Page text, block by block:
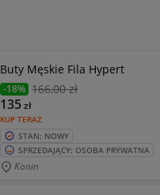
Buty Męskie Fila Hypert
-18% 166,00 zł
KUP TERAZ
135zł
STAN: NOWY
SPRZEDAJĄCY: OSOBA PRYWATNA
Konin